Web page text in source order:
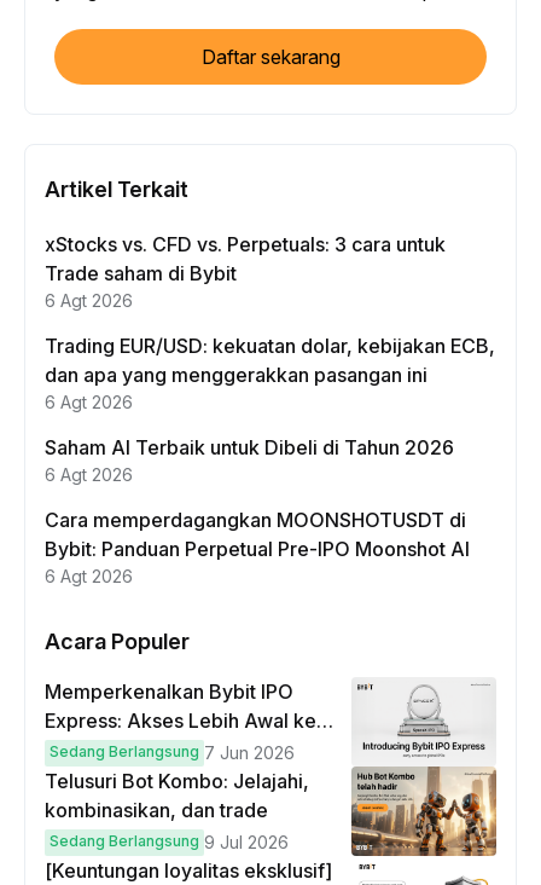
Daftar sekarang
Artikel Terkait
xStocks vs. CFD vs. Perpetuals: 3 cara untuk
Trade saham di Bybit
6 Agt 2026
Trading EUR/USD: kekuatan dolar, kebijakan ECB,
dan apa yang menggerakkan pasangan ini
6 Agt 2026
Saham AI Terbaik untuk Dibeli di Tahun 2026
6 Agt 2026
Cara memperdagangkan MOONSHOTUSDT di
Bybit: Panduan Perpetual Pre-IPO Moonshot AI
6 Agt 2026
Acara Populer
Memperkenalkan Bybit IPO
Express: Akses Lebih Awal ke
IPO Global!
Sedang Berlangsung 7 Jun 2026
Telusuri Bot Kombo: Jelajahi,
kombinasikan, dan trade
Sedang Berlangsung 9 Jul 2026
[Keuntungan loyalitas eksklusif]